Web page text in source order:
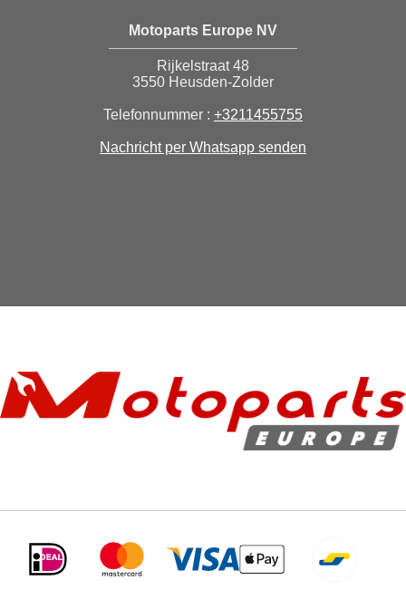
Motoparts Europe NV
Rijkelstraat 48
3550 Heusden-Zolder
Telefonnummer : +3211455755
Nachricht per Whatsapp senden